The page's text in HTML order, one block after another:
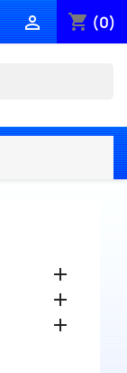
shopping_cart (0)



